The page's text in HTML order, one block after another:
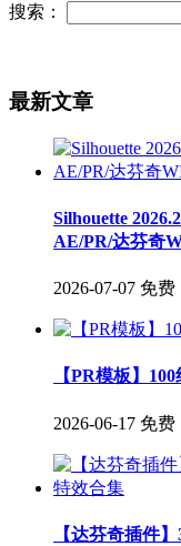
搜索：
最新文章
Silhouette
AE/PR/达芬奇
2026-07-07 免费
【PR模板】
2026-06-17 免费
【达芬奇插件